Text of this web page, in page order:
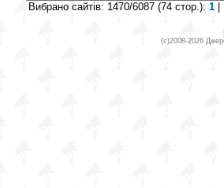
Вибрано сайтів: 1470/6087 (74 стор.): 1
(c)2008-2026